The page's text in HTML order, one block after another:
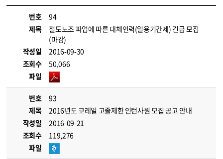
번호
94
제목
철도노조 파업에 따른 대체인력(일용기간제) 긴급 모집
(마감)
작성일
2016-09-30
조회수
50,066
파일
번호
93
제목
2016년도 코레일 고졸제한 인턴사원 모집 공고 안내
작성일
2016-09-21
조회수
119,276
파일